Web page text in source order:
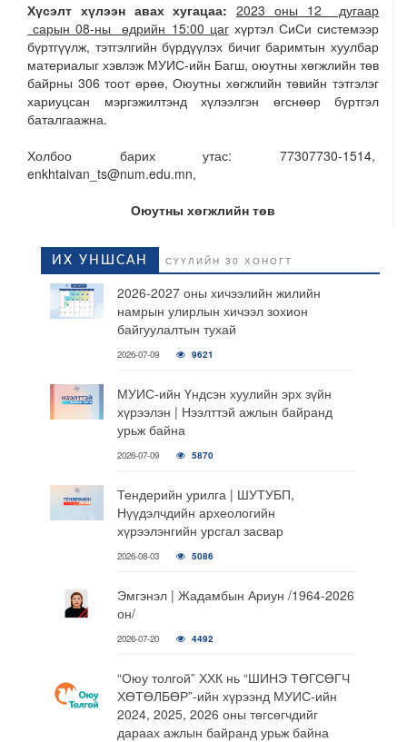
Хүсэлт хүлээн авах хугацаа: 2023 оны 12 дугаар
сарын 08-ны өдрийн 15:00 цагхүртэл СиСи системээр
бүртгүүлж, тэтгэлгийн бүрдүүлэх бичиг баримтын хуулбар
материалыг хэвлэж МУИС-ийн Багш, оюутны хөгжлийн төв
байрны 306 тоот өрөө, Оюутны хөгжлийн төвийн тэтгэлэг
хариуцсан мэргэжилтэнд хүлээлгэн өгснөөр бүртгэл
баталгаажна.
Холбоо барих утас: 77307730-1514,
enkhtaivan_ts@num.edu.mn,
Оюутны хөгжлийн төв
ИХ УНШСАН СҮҮЛИЙН 30 ХОНОГТ
2026-2027 оны хичээлийн жилийн
намрын улирлын хичээл зохион
байгуулалтын тухай
2026-07-09 9621
МУИС-ийн Үндсэн хуулийн эрх зүйн
хүрээлэн | Нээлттэй ажлын байранд
урьж байна
2026-07-09 5870
Тендерийн урилга | ШУТУБП,
Нүүдэлчдийн археологийн
хүрээлэнгийн урсгал засвар
2026-08-03 5086
Эмгэнэл | Жадамбын Ариун /1964-2026
он/
2026-07-20 4492
“Оюу толгой” ХХК нь “ШИНЭ ТӨГСӨГЧ
ХӨТӨЛБӨР”-ийн хүрээнд МУИС-ийн
2024, 2025, 2026 оны төгсөгчдийг
дараах ажлын байранд урьж байна